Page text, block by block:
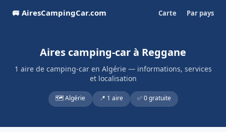
🚐 AiresCampingCar.com Carte Par pays
Aires camping-car à Reggane
1 aire de camping-car en Algérie — informations, services
et localisation
🗺️ Algérie 📍 1 aire ✅ 0 gratuite